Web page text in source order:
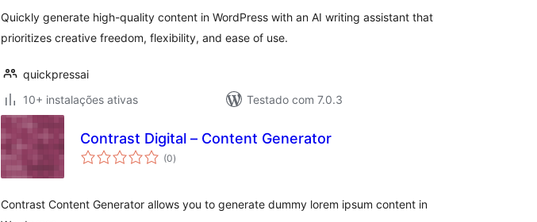
Quickly generate high-quality content in WordPress with an AI writing assistant that
prioritizes creative freedom, flexibility, and ease of use.
quickpressai
10+ instalações ativas
Testado com 7.0.3
Contrast Digital – Content Generator
(0avaliações
totais
)
Contrast Content Generator allows you to generate dummy lorem ipsum content in